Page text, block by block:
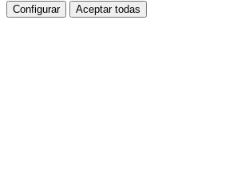
Configurar Aceptar todas